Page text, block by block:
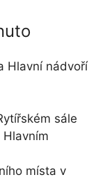
Hlavní nádvoří
sále
místa v